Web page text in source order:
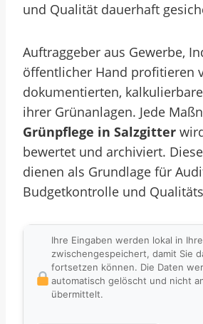
und Qualität dauerhaft
Auftraggeber aus Gewerbe,
öffentlicher Hand profitieren
dokumentierten,
ihrer Grünanlagen. Jede
Grünpflege in Salzgitter
bewertet und archiviert.
dienen als Grundlage für
Budgetkontrolle und
Ihre Eingaben werden lokal in
zwischengespeichert, damit Sie
fortsetzen können. Die Daten
automatisch gelöscht und nicht
übermittelt.